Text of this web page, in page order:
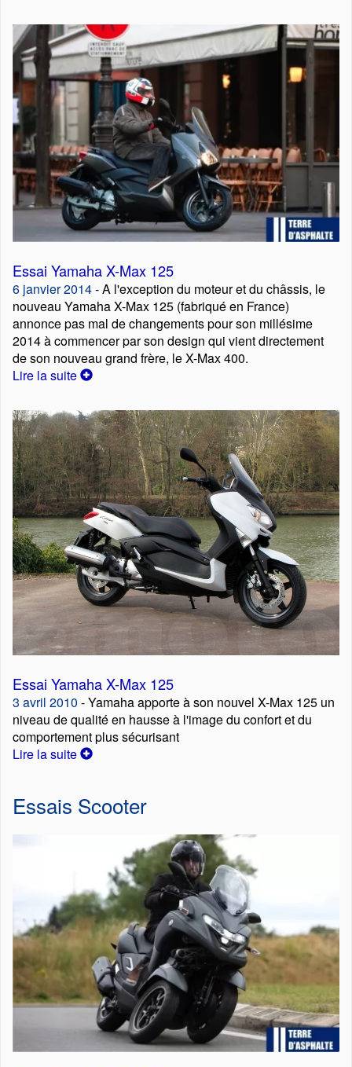
Essai Yamaha X-Max 125
6 janvier 2014- A l'exception du moteur et du châssis, le
nouveau Yamaha X-Max 125 (fabriqué en France)
annonce pas mal de changements pour son millésime
2014 à commencer par son design qui vient directement
de son nouveau grand frère, le X-Max 400.
Lire la suite
Essai Yamaha X-Max 125
3 avril 2010 - Yamaha apporte à son nouvel X-Max 125 un
niveau de qualité en hausse à l'image du confort et du
comportement plus sécurisant
Lire la suite
Essais Scooter